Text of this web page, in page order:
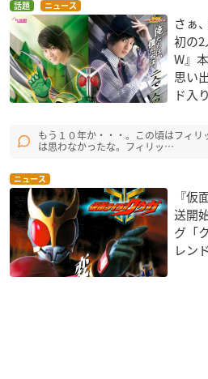
話題 ニュース
さぁ
初の
W』
思い
ド入り
もう１０年か・・・。この頃はフィ
は思わなかったな。フィリッ…
ニュース
『仮
送開
グ「
レン